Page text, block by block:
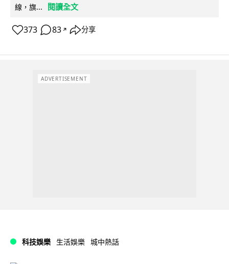
線，旗...
閱讀全文
373 83 ↗ 分享
ADVERTISEMENT
科技娛樂 生活娛樂 城中熱話